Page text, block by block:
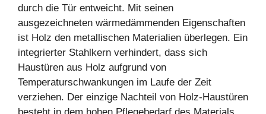
durch die Tür entweicht. Mit seinen
ausgezeichneten wärmedämmenden Eigenschaften
ist Holz den metallischen Materialien überlegen. Ein
integrierter Stahlkern verhindert, dass sich
Haustüren aus Holz aufgrund von
Temperaturschwankungen im Laufe der Zeit
verziehen. Der einzige Nachteil von Holz-Haustüren